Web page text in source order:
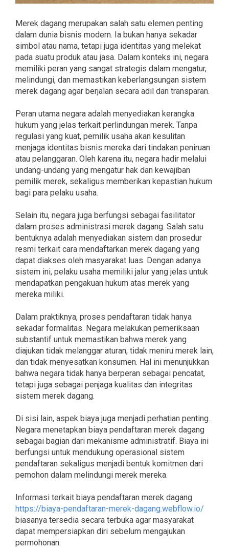
Merek dagang merupakan salah satu elemen penting
dalam dunia bisnis modern. Ia bukan hanya sekadar
simbol atau nama, tetapi juga identitas yang melekat
pada suatu produk atau jasa. Dalam konteks ini, negara
memiliki peran yang sangat strategis dalam mengatur,
melindungi, dan memastikan keberlangsungan sistem
merek dagang agar berjalan secara adil dan transparan.
Peran utama negara adalah menyediakan kerangka
hukum yang jelas terkait perlindungan merek. Tanpa
regulasi yang kuat, pemilik usaha akan kesulitan
menjaga identitas bisnis mereka dari tindakan peniruan
atau pelanggaran. Oleh karena itu, negara hadir melalui
undang-undang yang mengatur hak dan kewajiban
pemilik merek, sekaligus memberikan kepastian hukum
bagi para pelaku usaha.
Selain itu, negara juga berfungsi sebagai fasilitator
dalam proses administrasi merek dagang. Salah satu
bentuknya adalah menyediakan sistem dan prosedur
resmi terkait cara mendaftarkan merek dagang yang
dapat diakses oleh masyarakat luas. Dengan adanya
sistem ini, pelaku usaha memiliki jalur yang jelas untuk
mendapatkan pengakuan hukum atas merek yang
mereka miliki.
Dalam praktiknya, proses pendaftaran tidak hanya
sekadar formalitas. Negara melakukan pemeriksaan
substantif untuk memastikan bahwa merek yang
diajukan tidak melanggar aturan, tidak meniru merek lain,
dan tidak menyesatkan konsumen. Hal ini menunjukkan
bahwa negara tidak hanya berperan sebagai pencatat,
tetapi juga sebagai penjaga kualitas dan integritas
sistem merek dagang.
Di sisi lain, aspek biaya juga menjadi perhatian penting.
Negara menetapkan biaya pendaftaran merek dagang
sebagai bagian dari mekanisme administratif. Biaya ini
berfungsi untuk mendukung operasional sistem
pendaftaran sekaligus menjadi bentuk komitmen dari
pemohon dalam melindungi merek mereka.
Informasi terkait biaya pendaftaran merek dagang
https://biaya-pendaftaran-merek-dagang.webflow.io/
biasanya tersedia secara terbuka agar masyarakat
dapat mempersiapkan diri sebelum mengajukan
permohonan.